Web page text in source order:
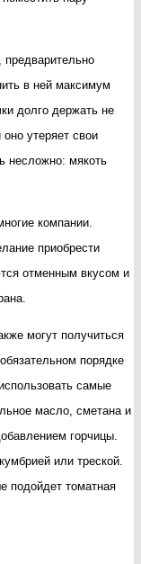
предварительно
в ней максимум
долго держать не
утеряет свои
несложно: мякоть
компании.
приобрести
отменным вкусом и
могут получиться
порядке
самые
масло, сметана и
горчицы.
или треской.
подойдет томатная